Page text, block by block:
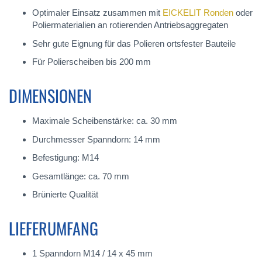
Optimaler Einsatz zusammen mit EICKELIT Ronden oder
Poliermaterialien an rotierenden Antriebsaggregaten
Sehr gute Eignung für das Polieren ortsfester Bauteile
Für Polierscheiben bis 200 mm
DIMENSIONEN
Maximale Scheibenstärke: ca. 30 mm
Durchmesser Spanndorn: 14 mm
Befestigung: M14
Gesamtlänge: ca. 70 mm
Brünierte Qualität
LIEFERUMFANG
1 Spanndorn M14 / 14 x 45 mm